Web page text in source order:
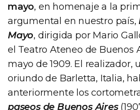
mayo, en homenaje a la
argumental en nuestro país,
Mayo, dirigida por Mario
el Teatro Ateneo de Buenos
mayo de 1909. El realizador,
oriundo de Barletta, Italia,
anteriormente los
paseos de Buenos Aires